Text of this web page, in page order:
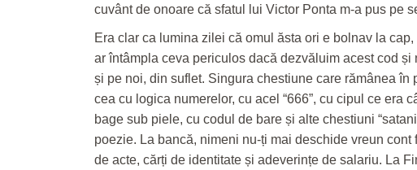
cuvânt de onoare că sfatul lui Victor Ponta m-a pus pe
Era clar ca lumina zilei că omul ăsta ori e bolnav la
ar întâmpla ceva periculos dacă dezvăluim acest cod și
și pe noi, din suflet. Singura chestiune care rămânea în
cea cu logica numerelor, cu acel “666”, cu cipul ce era
bage sub piele, cu codul de bare și alte chestiuni
poezie. La bancă, nimeni nu-ți mai deschide vreun cont
de acte, cărți de identitate și adeverințe de salariu. La